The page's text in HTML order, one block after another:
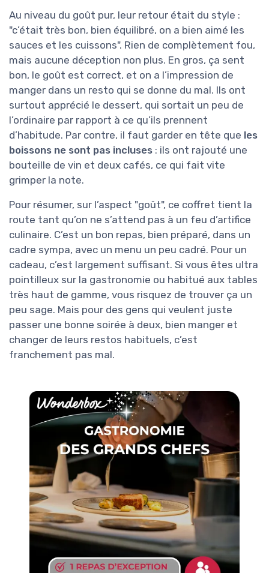
Au niveau du goût pur, leur retour était du style :
"c’était très bon, bien équilibré, on a bien aimé les
sauces et les cuissons". Rien de complètement fou,
mais aucune déception non plus. En gros, ça sent
bon, le goût est correct, et on a l’impression de
manger dans un resto qui se donne du mal. Ils ont
surtout apprécié le dessert, qui sortait un peu de
l’ordinaire par rapport à ce qu’ils prennent
d’habitude. Par contre, il faut garder en tête que les
boissons ne sont pas incluses : ils ont rajouté une
bouteille de vin et deux cafés, ce qui fait vite
grimper la note.
Pour résumer, sur l’aspect "goût", ce coffret tient la
route tant qu’on ne s’attend pas à un feu d’artifice
culinaire. C’est un bon repas, bien préparé, dans un
cadre sympa, avec un menu un peu cadré. Pour un
cadeau, c’est largement suffisant. Si vous êtes ultra
pointilleux sur la gastronomie ou habitué aux tables
très haut de gamme, vous risquez de trouver ça un
peu sage. Mais pour des gens qui veulent juste
passer une bonne soirée à deux, bien manger et
changer de leurs restos habituels, c’est
franchement pas mal.